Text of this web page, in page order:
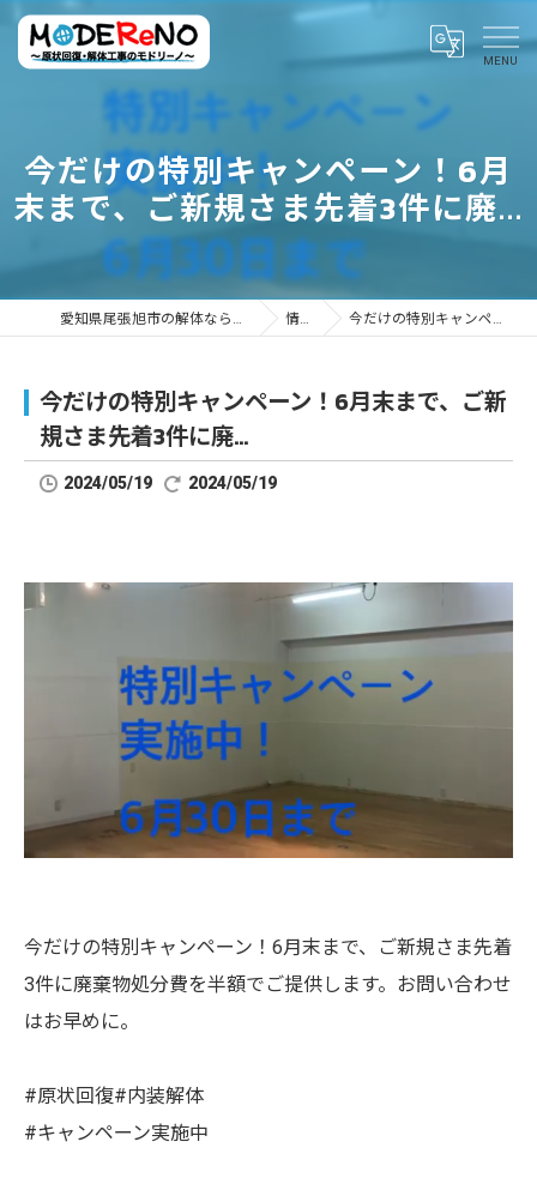
今だけの特別キャンペーン！6月
末まで、ご新規さま先着3件に廃...
愛知県尾張旭市の解体ならMODEReNO ～原状回復・解体工事のモドリーノ～ 情報ブログ 今だけの特別キャンペーン！6月末まで、ご新規さま先着3件に廃...
今だけの特別キャンペーン！6月末まで、ご新
規さま先着3件に廃...
2024/05/19 2024/05/19
今だけの特別キャンペーン！6月末まで、ご新規さま先着
3件に廃棄物処分費を半額でご提供します。お問い合わせ
はお早めに。
#原状回復#内装解体
#キャンペーン実施中